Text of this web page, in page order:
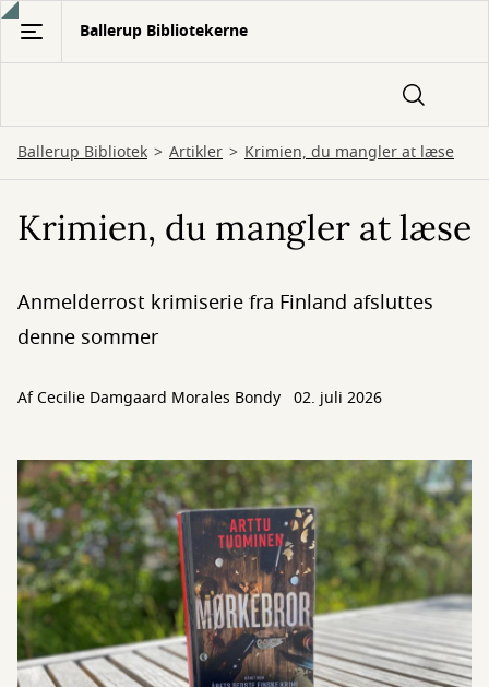
Gå
hovedindhold
Ballerup Bibliotekerne
Ballerup Bibliotek Artikler Krimien, du mangler at læse
Krimien, du mangler at læse
Anmelderrost krimiserie fra Finland afsluttes
denne sommer
AfCecilie Damgaard Morales Bondy 02. juli 2026